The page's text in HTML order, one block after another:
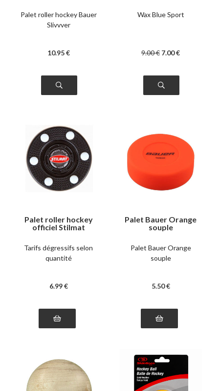
Palet roller hockey Bauer
Slivvver
10.95 €
Wax Blue Sport
9.00€ 7.00€
Palet roller hockey
officiel Stilmat
Tarifs dégressifs selon
quantité
6.99 €
Palet Bauer Orange
souple
Palet Bauer Orange
souple
5.50 €